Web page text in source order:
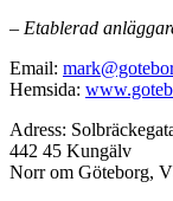
– Etablerad
Email:
Hemsida:
Adress:
442 45 Kungälv
Norr om Göteborg,